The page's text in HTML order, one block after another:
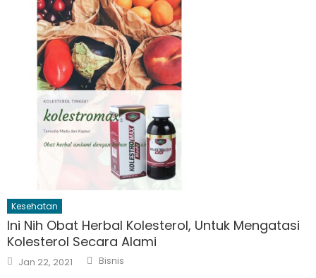
Kesehatan
Ini Nih Obat Herbal Kolesterol, Untuk Mengatasi
Kolesterol Secara Alami
Posted
on
Jan 22, 2021 Author
Bisnis